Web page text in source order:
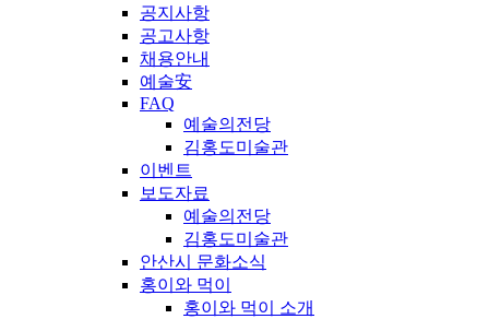
공지사항
공고사항
채용안내
예술安
FAQ
예술의전당
김홍도미술관
이벤트
보도자료
예술의전당
김홍도미술관
안산시 문화소식
홍이와 먹이
홍이와 먹이 소개